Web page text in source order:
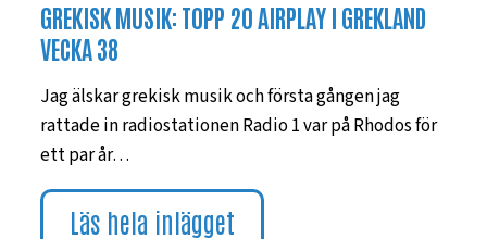
GREKISK MUSIK: TOPP 20 AIRPLAY I GREKLAND
VECKA 38
Jag älskar grekisk musik och första gången jag
rattade in radiostationen Radio 1 var på Rhodos för
ett par år…
Läs hela inlägget